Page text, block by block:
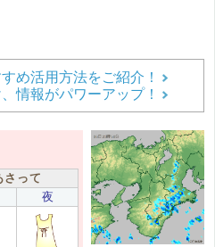
め活用方法をご紹介！
情報がパワーアップ！
さって
夜